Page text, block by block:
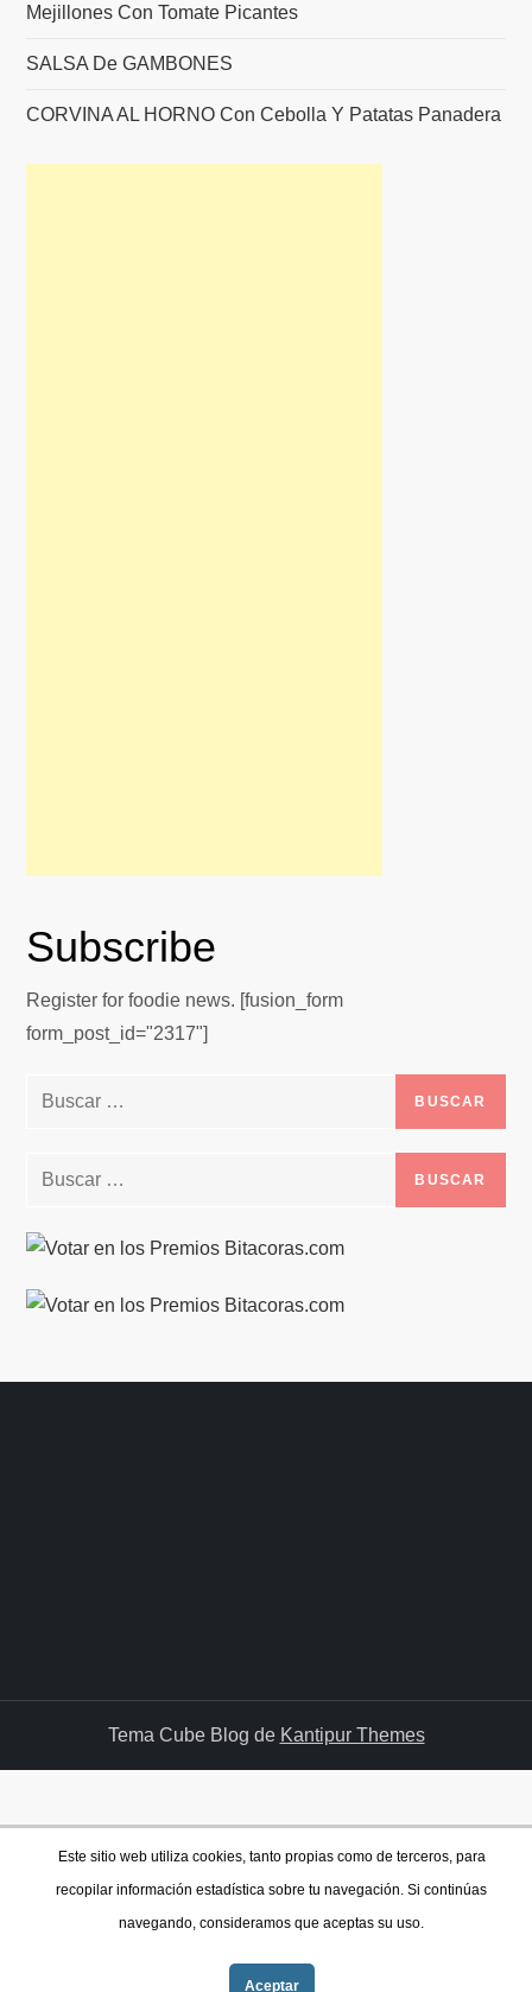
Mejillones Con Tomate Picantes
SALSA De GAMBONES
CORVINA AL HORNO Con Cebolla Y Patatas Panadera
Subscribe
Register for foodie news. [fusion_form
form_post_id="2317"]
Buscar:
Buscar:
Tema Cube Blog de Kantipur Themes
Este sitio web utiliza cookies, tanto propias como de terceros, para
recopilar información estadística sobre tu navegación. Si continúas
navegando, consideramos que aceptas su uso.
Aceptar